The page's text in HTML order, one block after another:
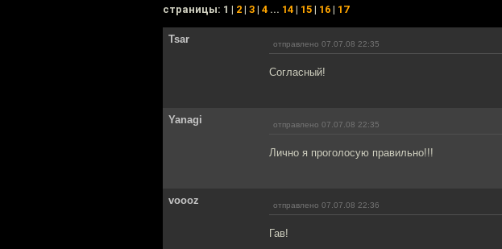
cтраницы: 1 | 2 | 3 | 4 ... 14 | 15 | 16 | 17
Tsar отправлено 07.07.08 22:35
Согласный!
Yanagi отправлено 07.07.08 22:35
Лично я проголосую правильно!!!
voooz отправлено 07.07.08 22:36
Гав!